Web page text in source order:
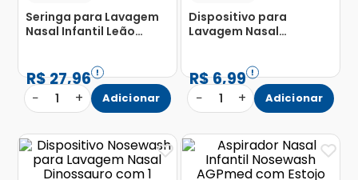
Seringa para Lavagem
Nasal Infantil Leão
R$27,96
− 1 + Adicionar
Dispositivo para
Lavagem Nasal
10ml
R$6,99
− 1 + Adicionar